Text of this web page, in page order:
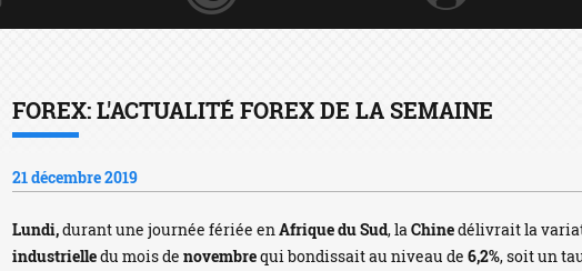
FOREX: L'ACTUALITÉ FOREX DE LA SEMAINE
21 décembre 2019
Lundi,durant une journée fériée enAfrique du Sud, laChinedélivrait la
industrielledu mois de novembrequi bondissait au niveau de 6,2%, soit un